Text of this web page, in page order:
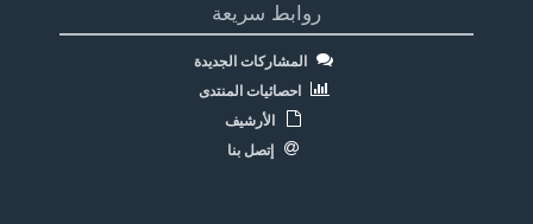
روابط سريعة
المشاركات الجديدة
احصائيات المنتدى
الأرشيف
إتصل بنا